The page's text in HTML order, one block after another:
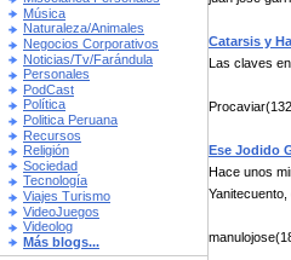
Música
Naturaleza/Animales
Negocios Corporativos
Noticias/Tv/Farándula
Personales
PodCast
Política
Politica Peruana
Recursos
Religión
Sociedad
Tecnología
Viajes Turismo
VideoJuegos
Videolog
Más blogs...
Catarsis y
Las claves
Ese Jodido
Hace unos